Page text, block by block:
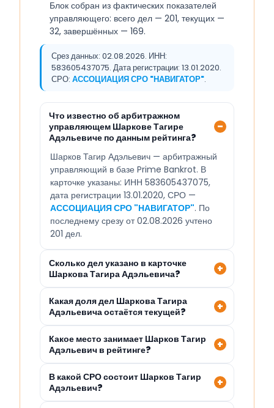
Блок собран из фактических показателей
управляющего: всего дел — 201, текущих —
32, завершённых — 169.
Срез данных: 02.08.2026. ИНН:
583605437075. Дата регистрации: 13.01.2020.
СРО: АССОЦИАЦИЯ СРО "НАВИГАТОР".
Что известно об арбитражном
управляющем Шаркове Тагире
Адэльевиче по данным рейтинга?
Шарков Тагир Адэльевич — арбитражный
управляющий в базе Prime Bankrot. В
карточке указаны: ИНН 583605437075,
дата регистрации 13.01.2020, СРО —
АССОЦИАЦИЯ СРО "НАВИГАТОР". По
последнему срезу от 02.08.2026 учтено
201 дел.
Сколько дел указано в карточке
Шаркова Тагира Адэльевича?
Какая доля дел Шаркова Тагира
Адэльевича остаётся текущей?
Какое место занимает Шарков Тагир
Адэльевич в рейтинге?
В какой СРО состоит Шарков Тагир
Адэльевич?